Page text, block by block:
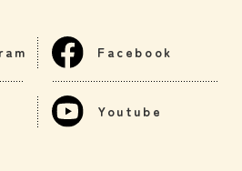
Facebook
Youtube